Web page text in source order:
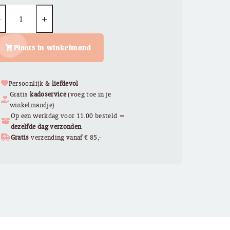
Plaats in winkelmand
Persoonlijk & liefdevol
Gratiskadoservice(voeg toe in je
winkelmandje)
Op een werkdag voor 11.00 besteld =
dezelfde dag verzonden
Gratis verzending vanaf € 85,-